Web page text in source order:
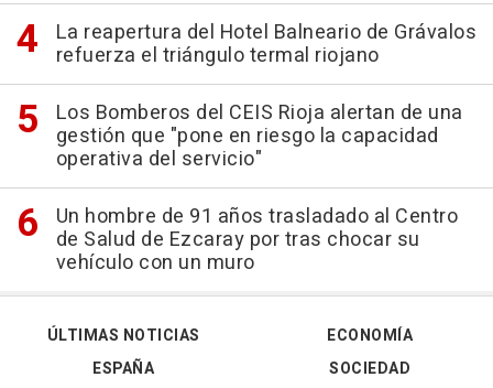
La reapertura del Hotel Balneario de Grávalos
refuerza el triángulo termal riojano
Los Bomberos del CEIS Rioja alertan de una
gestión que "pone en riesgo la capacidad
operativa del servicio"
Un hombre de 91 años trasladado al Centro
de Salud de Ezcaray por tras chocar su
vehículo con un muro
ÚLTIMAS NOTICIAS
ESPAÑA
ECONOMÍA
SOCIEDAD